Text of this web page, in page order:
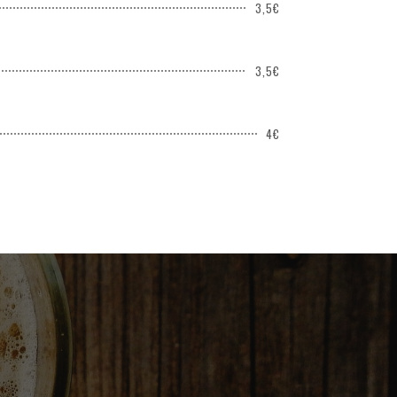
3,5€
3,5€
4€